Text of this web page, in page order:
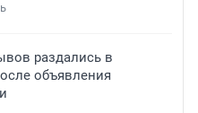
раздались в
объявления